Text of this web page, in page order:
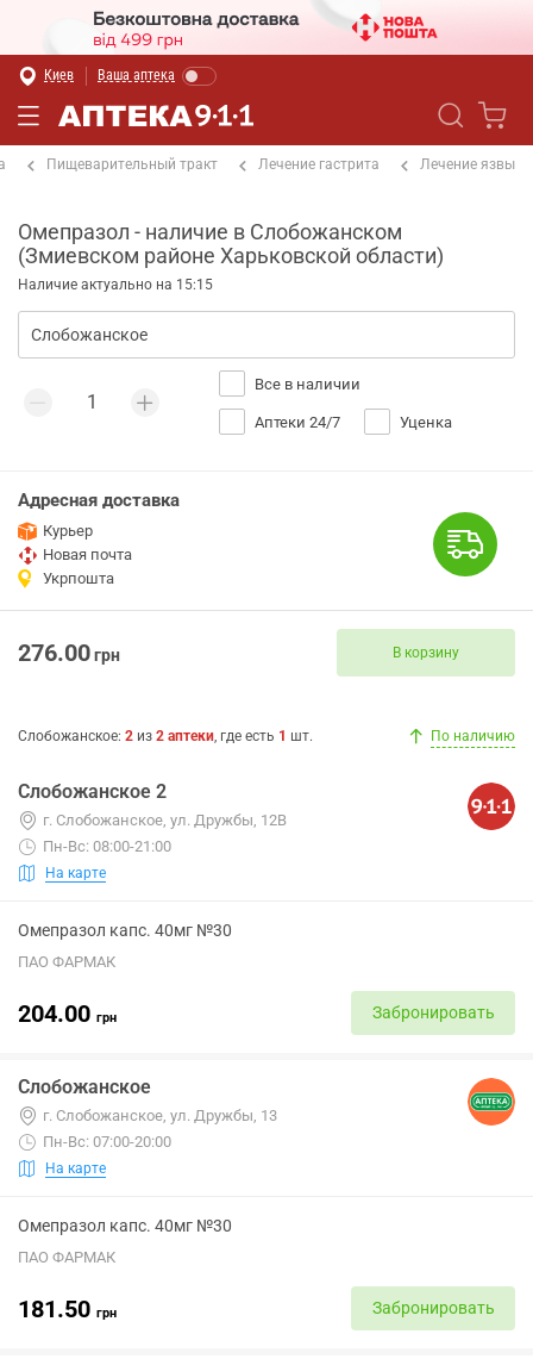
Киев Ваша аптека
Пищеварительный тракт Лечение гастрита Лечение язвы
Омепразол - наличие в Слобожанском
(Змиевском районе Харьковской области)
Наличие актуально на 15:15
Все в наличии
Аптеки 24/7 Уценка
Адресная доставка
Курьер
Новая почта
Укрпошта
276.00грн В корзину
Слобожанское: 2 из 2 аптеки, где есть 1 шт. По наличию
Слобожанское 2
г. Слобожанское, ул. Дружбы, 12В
Пн-Вс: 08:00-21:00
На карте
Омепразол капс. 40мг №30
ПАО ФАРМАК
204.00 грн Забронировать
Слобожанское
г. Слобожанское, ул. Дружбы, 13
Пн-Вс: 07:00-20:00
На карте
Омепразол капс. 40мг №30
ПАО ФАРМАК
181.50 грн Забронировать